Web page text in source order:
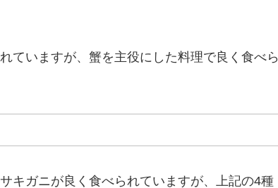
ていますが、蟹を主役にした料理で良く食べら
キガニが良く食べられていますが、上記の4種